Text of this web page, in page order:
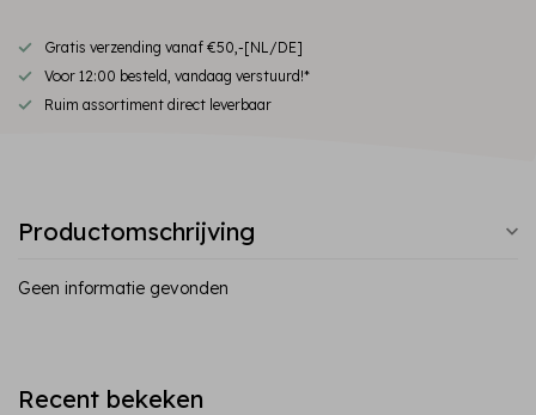
Gratis verzending vanaf €50,-[NL/DE]
Voor 12:00 besteld, vandaag verstuurd!*
Ruim assortiment direct leverbaar
Productomschrijving
Geen informatie gevonden
Recent bekeken